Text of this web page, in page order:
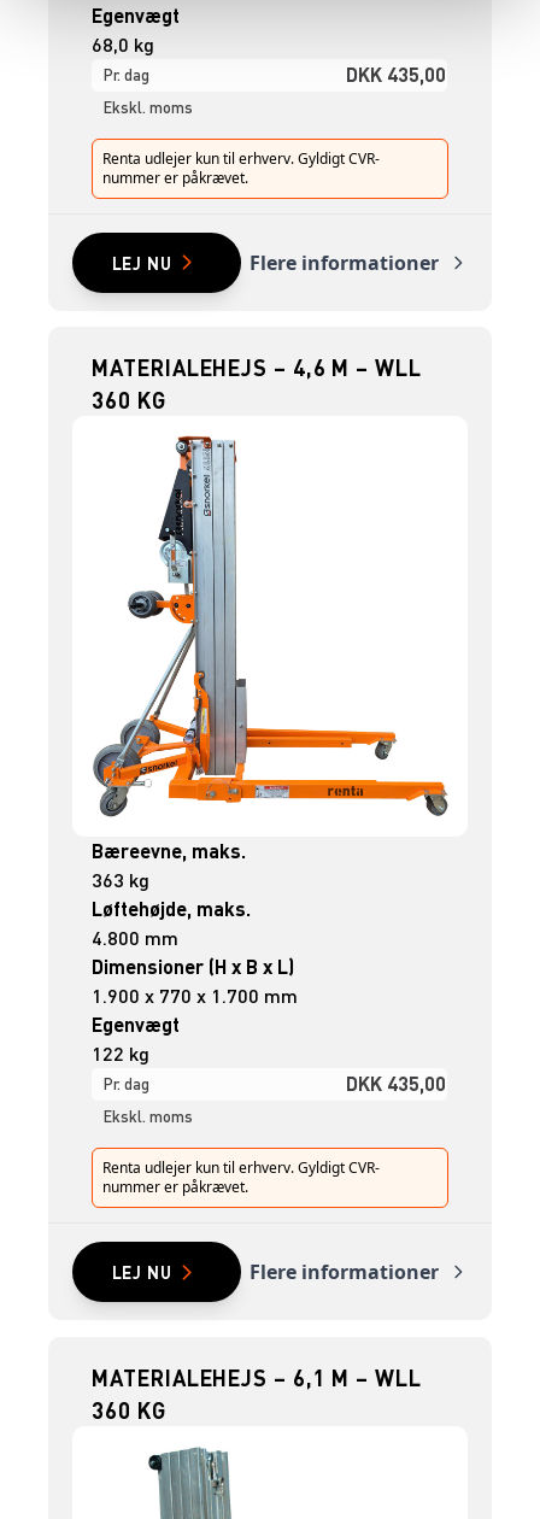
Egenvægt
68,0 kg
Pr. dag DKK 435,00
Ekskl. moms
Renta udlejer kun til erhverv. Gyldigt CVR-
nummer er påkrævet.
LEJ NU Flere informationer
MATERIALEHEJS – 4,6 M – WLL
360 KG
Bæreevne, maks.
363 kg
Løftehøjde, maks.
4.800 mm
Dimensioner (H x B x L)
1.900 x 770 x 1.700 mm
Egenvægt
122 kg
Pr. dag DKK 435,00
Ekskl. moms
Renta udlejer kun til erhverv. Gyldigt CVR-
nummer er påkrævet.
LEJ NU Flere informationer
MATERIALEHEJS – 6,1 M – WLL
360 KG